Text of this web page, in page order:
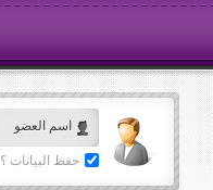
حفظ البيانات ؟